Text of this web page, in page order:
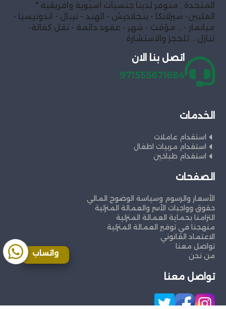
المتحدة , متوفر لدينا جنسيات اسيوية وافريقية "
الفلبين- سيرلانكا - بنجلاديش - الهند - نيبال - اندونيسيا -
ميانمار - .. مؤقت - شهر - عقود دائمة - نقل كفالة-
تنازل .. للحجز والاستشارة .
اتصل بنا الان
971555671684
الخدمات
استقدام عاملات
استقدام مربيات اطفال
استقدام طباخين
الصفحات
الأسعار والرسوم وسياسة الوضوح المالي
حقوق وواجبات الأسر والعمالة المنزلية
التزامنا بحماية العمالة المنزلية
منهجنا في توفير العمالة المنزلية
الاعتماد القانوني
تواصل معنا
من نحن
تواصل معنا
واتساب